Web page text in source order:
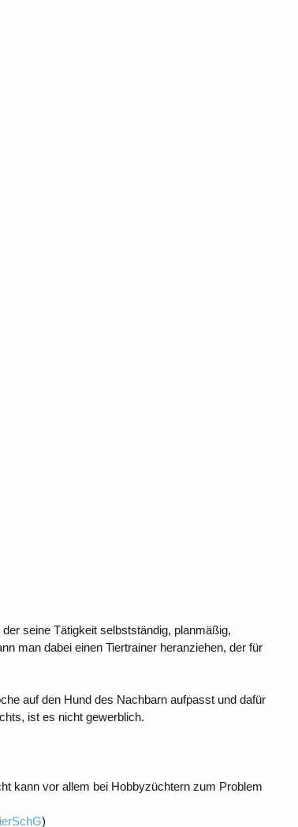
seine Tätigkeit selbstständig, planmäßig,
man dabei einen Tiertrainer heranziehen, der für
auf den Hund des Nachbarn aufpasst und dafür
ist es nicht gewerblich.
kann vor allem bei Hobbyzüchtern zum Problem
)